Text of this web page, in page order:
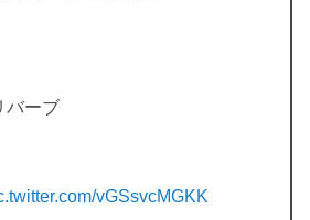
ーブ
vGSsvcMGKK